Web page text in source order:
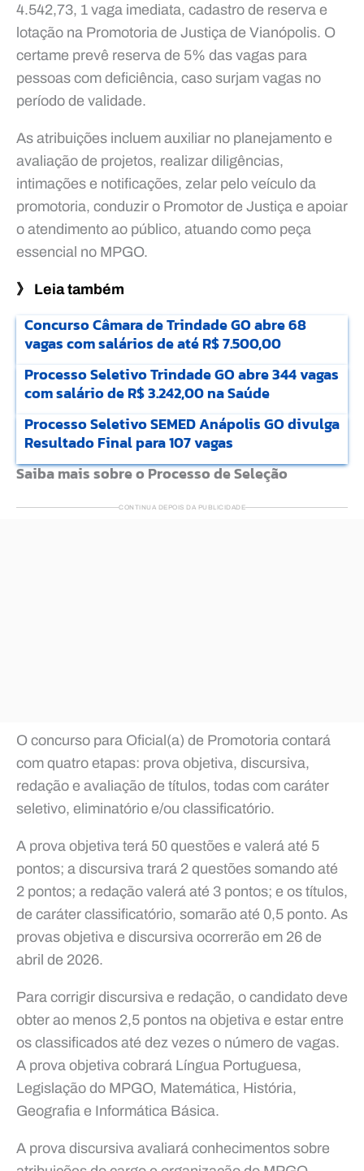
4.542,73, 1 vaga imediata, cadastro de reserva e
lotação na Promotoria de Justiça de Vianópolis. O
certame prevê reserva de 5% das vagas para
pessoas com deficiência, caso surjam vagas no
período de validade.
As atribuições incluem auxiliar no planejamento e
avaliação de projetos, realizar diligências,
intimações e notificações, zelar pelo veículo da
promotoria, conduzir o Promotor de Justiça e apoiar
o atendimento ao público, atuando como peça
essencial no MPGO.
》 Leia também
Concurso Câmara de Trindade GO abre 68
vagas com salários de até R$ 7.500,00
Processo Seletivo Trindade GO abre 344 vagas
com salário de R$ 3.242,00 na Saúde
Processo Seletivo SEMED Anápolis GO divulga
Resultado Final para 107 vagas
Saiba mais sobre o Processo de Seleção
CONTINUA DEPOIS DA PUBLICIDADE
O concurso para Oficial(a) de Promotoria contará
com quatro etapas: prova objetiva, discursiva,
redação e avaliação de títulos, todas com caráter
seletivo, eliminatório e/ou classificatório.
A prova objetiva terá 50 questões e valerá até 5
pontos; a discursiva trará 2 questões somando até
2 pontos; a redação valerá até 3 pontos; e os títulos,
de caráter classificatório, somarão até 0,5 ponto. As
provas objetiva e discursiva ocorrerão em 26 de
abril de 2026.
Para corrigir discursiva e redação, o candidato deve
obter ao menos 2,5 pontos na objetiva e estar entre
os classificados até dez vezes o número de vagas.
A prova objetiva cobrará Língua Portuguesa,
Legislação do MPGO, Matemática, História,
Geografia e Informática Básica.
A prova discursiva avaliará conhecimentos sobre